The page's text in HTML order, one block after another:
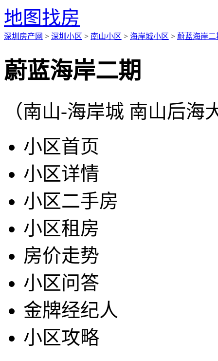
地图找房
深圳房产网 > 深圳小区 > 南山小区 > 海岸城小区 > 蔚蓝海岸二
蔚蓝海岸二期
（南山-海岸城 南山后
小区首页
小区详情
小区二手房
小区租房
房价走势
小区问答
金牌经纪人
小区攻略